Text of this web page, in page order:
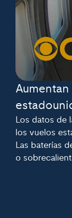
Los datos de
los vuelos
Las baterías
o